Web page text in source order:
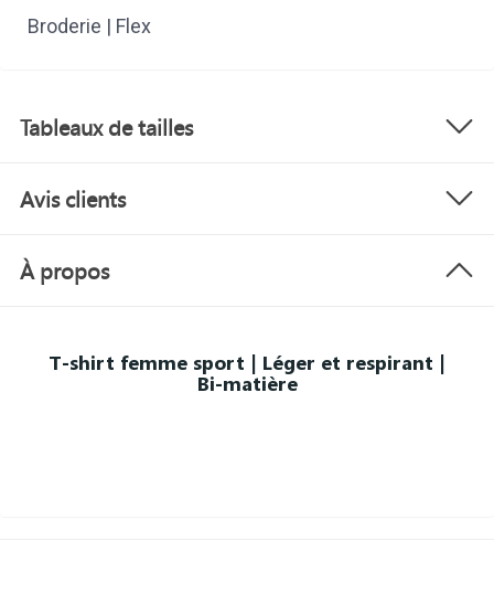
Broderie | Flex
Tableaux de tailles
Avis clients
À propos
T-shirt femme sport | Léger et respirant |
Bi-matière